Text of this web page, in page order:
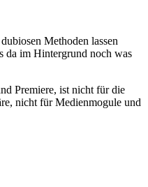
Methoden lassen
da im Hintergrund noch was
Premiere, ist nicht für die
nicht für Medienmogule und